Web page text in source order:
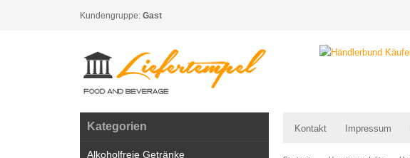
Kundengruppe: Gast
Kontakt Impressum
Kategorien
Alkoholfreie Getränke